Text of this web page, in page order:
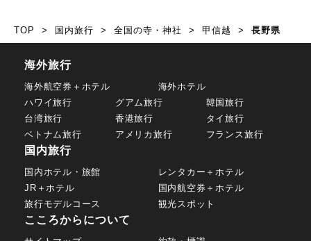
TOP 国内旅行 全国の寺・神社 甲信越 長野県
海外旅行
海外航空券＋ホテル
海外ホテル
ハワイ旅行
グアム旅行
韓国旅行
台湾旅行
香港旅行
タイ旅行
ベトナム旅行
アメリカ旅行 フランス旅行
国内旅行
国内ホテル・旅館
レンタカー＋ホテル
JR＋ホテル
国内航空券＋ホテル
旅行モデルコース
観光スポット
こころからについて